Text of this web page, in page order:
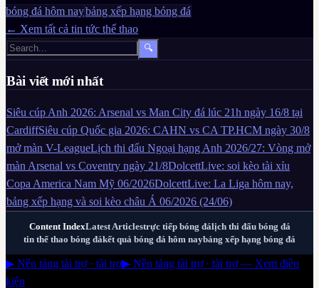
bóng đá hôm naybảng xếp hạng bóng đá
← Xem tất cả tin tức thể thao
🔍
Bài viết mới nhất
Siêu cúp Anh 2026: Arsenal vs Man City đá lúc 21h ngày 16/8 tại
CardiffSiêu cúp Quốc gia 2026: CAHN vs CA TP.HCM ngày 30/8
mở màn V-LeagueLịch thi đấu Ngoại hạng Anh 2026/27: Vòng mở
màn Arsenal vs Coventry ngày 21/8DolcettLive: soi kèo tài xỉu
Copa America Nam Mỹ 06/2026DolcettLive: La Liga hôm nay,
bảng xếp hạng và soi kèo châu Á 06/2026 (24/06)
Content IndexLatest Articlestrực tiếp bóng đálịch thi đấu bóng đá
tin thể thao bóng đákết quả bóng đá hôm naybảng xếp hạng bóng đá
▶ Nền tảng tài trợ · tài trợ▶ Nền tảng tài trợ · tài trợ — Xem điều
kiện